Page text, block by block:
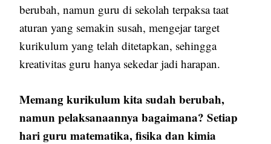
berubah, namun guru di sekolah terpaksa taat
aturan yang semakin susah, mengejar target
kurikulum yang telah ditetapkan, sehingga
kreativitas guru hanya sekedar jadi harapan.
Memang kurikulum kita sudah berubah,
namun pelaksanaannya bagaimana? Setiap
hari guru matematika, fisika dan kimia